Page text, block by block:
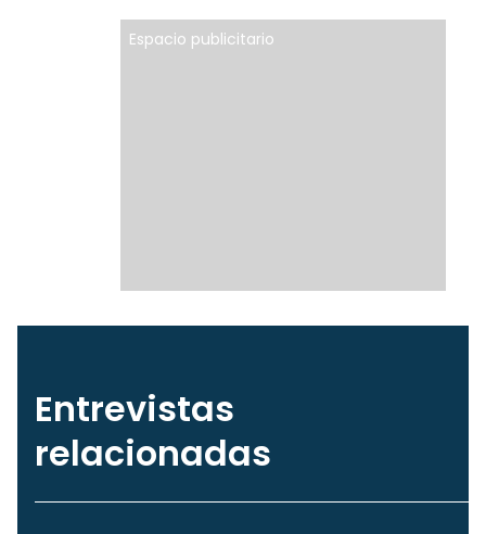
Espacio publicitario
Entrevistas
relacionadas